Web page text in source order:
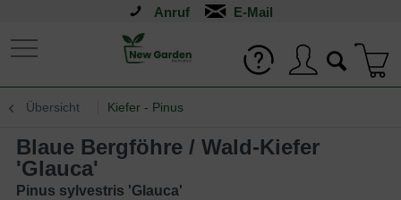
Anruf
Übersicht Kiefer - Pinus
Blaue Bergföhre / Wald-Kiefer
'Glauca'
Pinus sylvestris 'Glauca'